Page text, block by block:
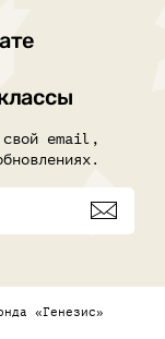
свой email,
«Генезис»